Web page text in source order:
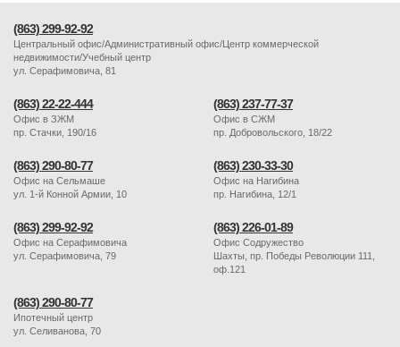
(863) 299-92-92
Центральный офис/Административный офис/Центр коммерческой
недвижимости/Учебный центр
ул. Серафимовича, 81
(863) 22-22-444
Офис в ЗЖМ
пр. Стачки, 190/16
(863) 237-77-37
Офис в СЖМ
пр. Добровольского, 18/22
(863) 290-80-77
Офис на Сельмаше
ул. 1-й Конной Армии, 10
(863) 230-33-30
Офис на Нагибина
пр. Нагибина, 12/1
(863) 299-92-92
Офис на Серафимовича
ул. Серафимовича, 79
(863) 226-01-89
Офис Содружество
Шахты, пр. Победы Революции 111,
оф.121
(863) 290-80-77
Ипотечный центр
ул. Селиванова, 70